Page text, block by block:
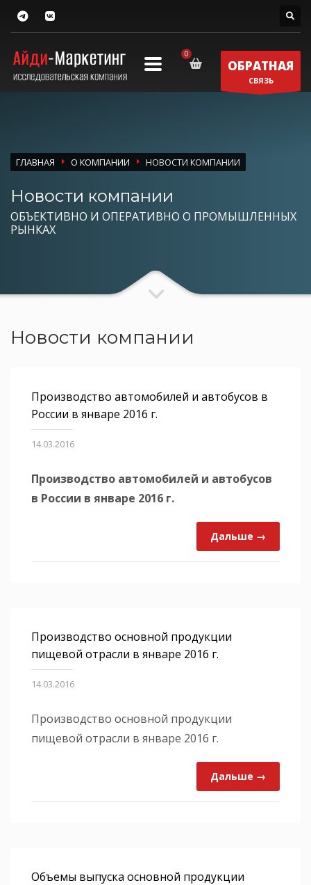
ОБРАТНАЯ
СВЯЗЬ
ГЛАВНАЯ О КОМПАНИИ НОВОСТИ КОМПАНИИ
Новости компании
ОБЪЕКТИВНО И ОПЕРАТИВНО О ПРОМЫШЛЕННЫХ
РЫНКАХ
Новости компании
Производство автомобилей и автобусов в
России в январе 2016 г.
14.03.2016
Производство автомобилей и автобусов
в России в январе 2016 г.
Дальше →
Производство основной продукции
пищевой отрасли в январе 2016 г.
14.03.2016
Производство основной продукции
пищевой отрасли в январе 2016 г.
Дальше →
Объемы выпуска основной продукции